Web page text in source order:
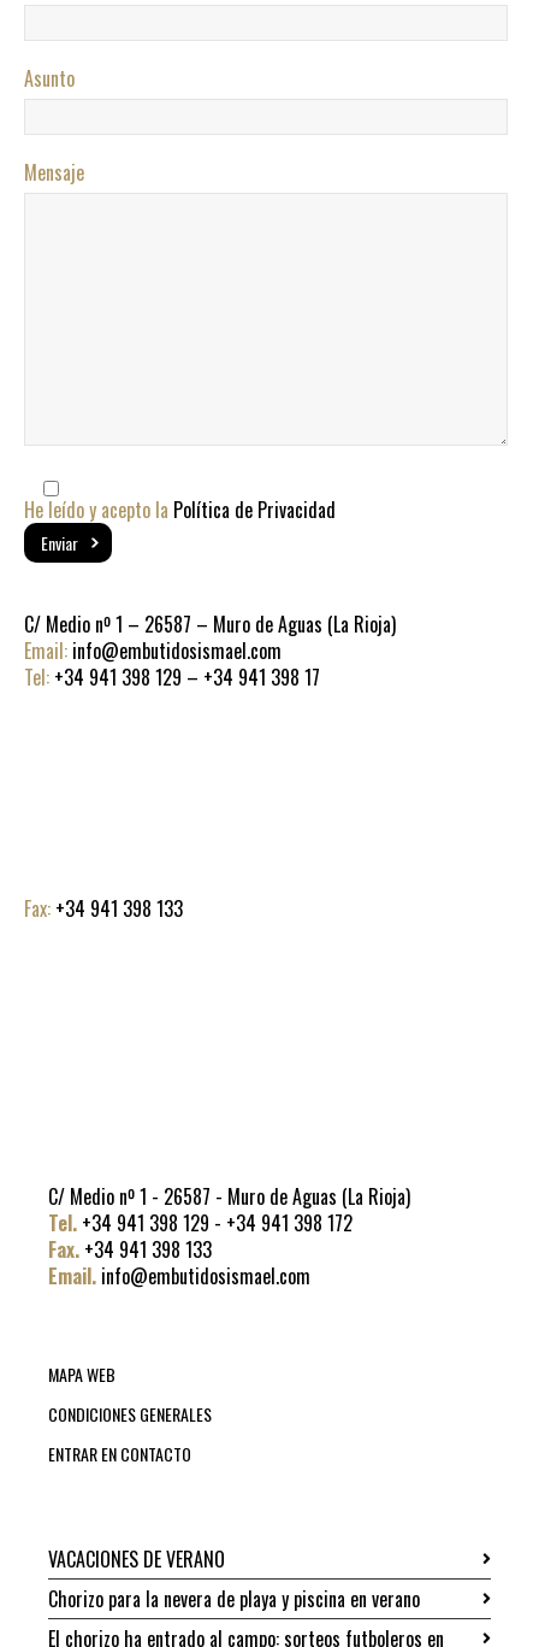
Asunto
Mensaje
He leído y acepto la Política de Privacidad
C/ Medio nº 1 – 26587 – Muro de Aguas (La Rioja)
Email: info@embutidosismael.com
Tel: +34 941 398 129 – +34 941 398 17
Fax: +34 941 398 133
C/ Medio nº 1 - 26587 - Muro de Aguas (La Rioja)
Tel. +34 941 398 129 - +34 941 398 172
Fax. +34 941 398 133
Email. info@embutidosismael.com
MAPA WEB
CONDICIONES GENERALES
ENTRAR EN CONTACTO
VACACIONES DE VERANO
Chorizo para la nevera de playa y piscina en verano
El chorizo ha entrado al campo: sorteos futboleros en